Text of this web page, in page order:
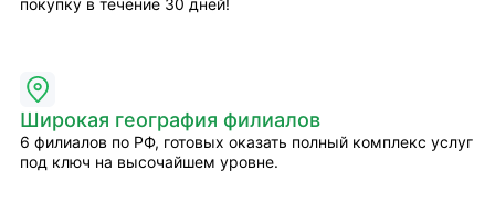
покупку в течение 30 дней!
Широкая география филиалов
6 филиалов по РФ, готовых оказать полный комплекс услуг
под ключ на высочайшем уровне.